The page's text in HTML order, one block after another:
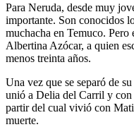
Para Neruda, desde muy
importante. Son conocidos
muchacha en Temuco. Pero
Albertina Azócar, a quien
menos treinta años.
Una vez que se separó de
unió a Delia del Carril y con
partir del cual vivió con
muerte.